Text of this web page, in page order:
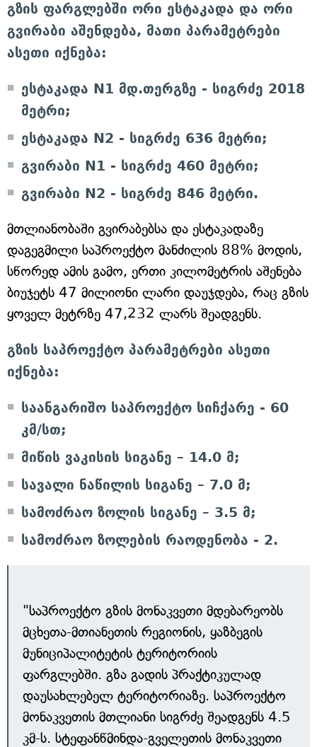
გზის ფარგლებში ორი ესტაკადა და ორი
გვირაბი აშენდება, მათი პარამეტრები
ასეთი იქნება:
ესტაკადა N1 მდ.თერგზე - სიგრძე 2018
მეტრი;
ესტაკადა N2 - სიგრძე 636 მეტრი;
გვირაბი N1 - სიგრძე 460 მეტრი;
გვირაბი N2 - სიგრძე 846 მეტრი.
მთლიანობაში გვირაბებსა და ესტაკადაზე
დაგეგმილი საპროექტო მანძილის 88% მოდის,
სწორედ ამის გამო, ერთი კილომეტრის აშენება
ბიუჯეტს 47 მილიონი ლარი დაუჯდება, რაც გზის
ყოველ მეტრზე 47,232 ლარს შეადგენს.
გზის საპროექტო პარამეტრები ასეთი
იქნება:
საანგარიშო საპროექტო სიჩქარე - 60
კმ/სთ;
მიწის ვაკისის სიგანე – 14.0 მ;
სავალი ნაწილის სიგანე – 7.0 მ;
სამოძრაო ზოლის სიგანე – 3.5 მ;
სამოძრაო ზოლების რაოდენობა - 2.
"საპროექტო გზის მონაკვეთი მდებარეობს
მცხეთა-მთიანეთის რეგიონის, ყაზბეგის
მუნიციპალიტეტის ტერიტორიის
ფარგლებში. გზა გადის პრაქტიკულად
დაუსახლებელ ტერიტორიაზე. საპროექტო
მონაკვეთის მთლიანი სიგრძე შეადგენს 4.5
კმ-ს. სტეფანწმინდა-გველეთის მონაკვეთი